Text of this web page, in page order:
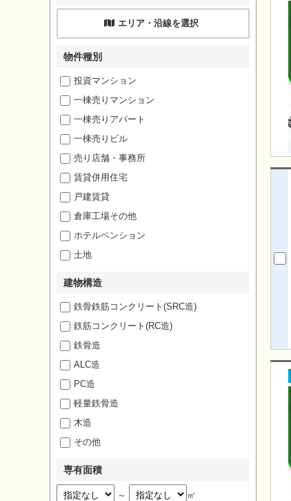
エリア・沿線を選択
物件種別
投資マンション
一棟売りマンション
一棟売りアパート
一棟売りビル
売り店舗・事務所
賃貸併用住宅
戸建賃貸
倉庫工場その他
ホテルペンション
土地
建物構造
鉄骨鉄筋コンクリート(SRC造)
鉄筋コンクリート(RC造)
鉄骨造
ALC造
PC造
軽量鉄骨造
木造
その他
専有面積
～ ㎡